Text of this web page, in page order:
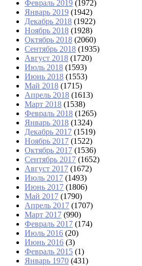
Февраль 2019 (1972)
Январь 2019 (1942)
Декабрь 2018 (1922)
Ноябрь 2018 (1928)
Октябрь 2018 (2060)
Сентябрь 2018 (1935)
Август 2018 (1720)
Июль 2018 (1593)
Июнь 2018 (1553)
Май 2018 (1715)
Апрель 2018 (1613)
Март 2018 (1538)
Февраль 2018 (1265)
Январь 2018 (1324)
Декабрь 2017 (1519)
Ноябрь 2017 (1522)
Октябрь 2017 (1536)
Сентябрь 2017 (1652)
Август 2017 (1672)
Июль 2017 (1493)
Июнь 2017 (1806)
Май 2017 (1790)
Апрель 2017 (1707)
Март 2017 (990)
Февраль 2017 (174)
Июль 2016 (20)
Июнь 2016 (3)
Февраль 2015 (1)
Январь 1970 (431)